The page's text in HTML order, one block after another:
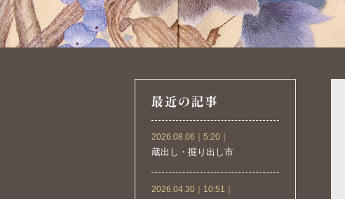
2026.08.06｜5:20｜
蔵出し・掘り出し市
2026.04.30｜10:51｜